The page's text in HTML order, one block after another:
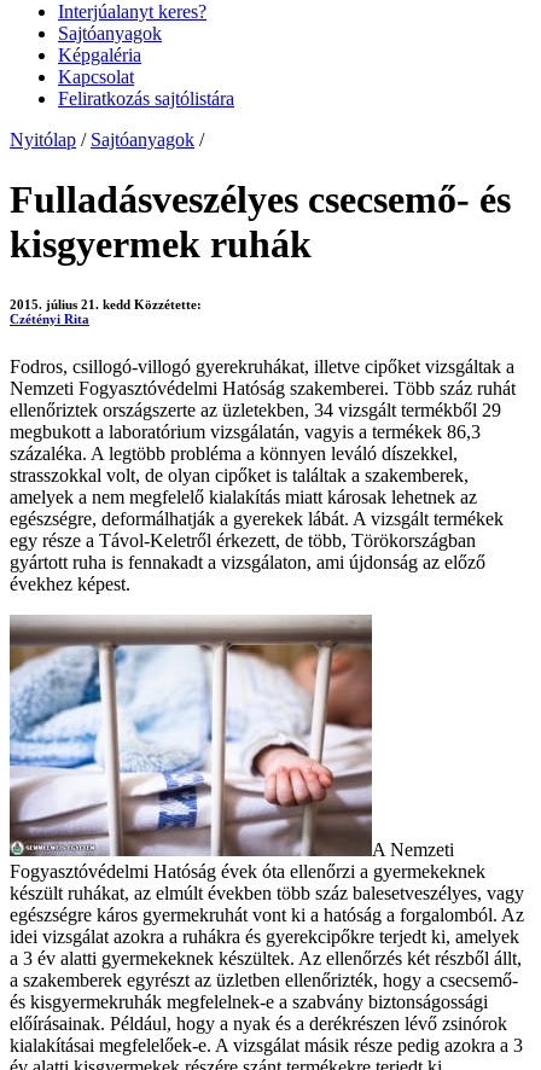
Interjúalanyt keres?
Sajtóanyagok
Képgaléria
Kapcsolat
Feliratkozás sajtólistára
Nyitólap / Sajtóanyagok /
Fulladásveszélyes csecsemő- és
kisgyermek ruhák
2015. július 21. kedd Közzétette:
Czétényi Rita
Fodros, csillogó-villogó gyerekruhákat, illetve cipőket vizsgáltak a
Nemzeti Fogyasztóvédelmi Hatóság szakemberei. Több száz ruhát
ellenőriztek országszerte az üzletekben, 34 vizsgált termékből 29
megbukott a laboratórium vizsgálatán, vagyis a termékek 86,3
százaléka. A legtöbb probléma a könnyen leváló díszekkel,
strasszokkal volt, de olyan cipőket is találtak a szakemberek,
amelyek a nem megfelelő kialakítás miatt károsak lehetnek az
egészségre, deformálhatják a gyerekek lábát. A vizsgált termékek
egy része a Távol-Keletről érkezett, de több, Törökországban
gyártott ruha is fennakadt a vizsgálaton, ami újdonság az előző
évekhez képest.
A Nemzeti
Fogyasztóvédelmi Hatóság évek óta ellenőrzi a gyermekeknek
készült ruhákat, az elmúlt években több száz balesetveszélyes, vagy
egészségre káros gyermekruhát vont ki a hatóság a forgalomból. Az
idei vizsgálat azokra a ruhákra és gyerekcipőkre terjedt ki, amelyek
a 3 év alatti gyermekeknek készültek. Az ellenőrzés két részből állt,
a szakemberek egyrészt az üzletben ellenőrizték, hogy a csecsemő-
és kisgyermekruhák megfelelnek-e a szabvány biztonságossági
előírásainak. Például, hogy a nyak és a derékrészen lévő zsinórok
kialakításai megfelelőek-e. A vizsgálat másik része pedig azokra a 3